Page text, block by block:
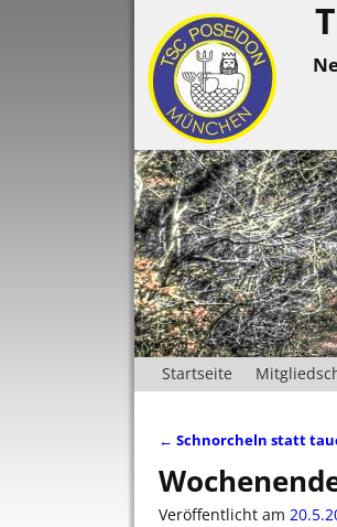
Startseite
← Schnorcheln statt
Veröffentlicht am